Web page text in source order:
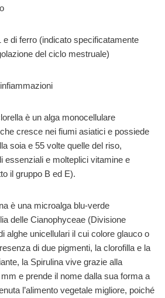
e di ferro (indicato specificatamente
del ciclo mestruale)
è un alga monocellulare
cresce nei fiumi asiatici e possiede
soia e 55 volte quelle del riso,
essenziali e molteplici vitamine e
il gruppo B ed E).
è una microalga blu-verde
delle Cianophyceae (Divisione
alghe unicellulari il cui colore glauco o
di due pigmenti, la clorofilla e la
la Spirulina vive grazie alla
mm e prende il nome dalla sua forma a
l’alimento vegetale migliore, poiché